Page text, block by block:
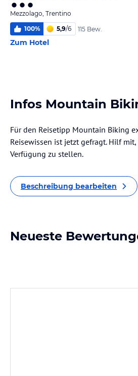
Mezzolago, Trentino
100% 5,9/6 115 Bew.
Zum Hotel
Infos Mountain
Für den Reisetipp Mountain Biking
Reisewissen ist jetzt gefragt. Hilf
Verfügung zu stellen.
Beschreibung bearbeiten
Neueste